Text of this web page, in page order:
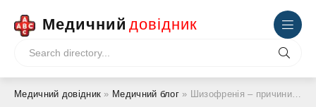
Медичний довідник
Медичний довідник » Медичний блог» Шизофренія – причини, ознаки, симптоми, лікування